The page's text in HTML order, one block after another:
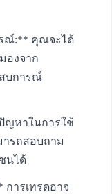
รณ์:** คุณจะได้
องจาก
บการณ์
ญหาในการใช้
ารถสอบถาม
นได้
ารเทรดอาจ